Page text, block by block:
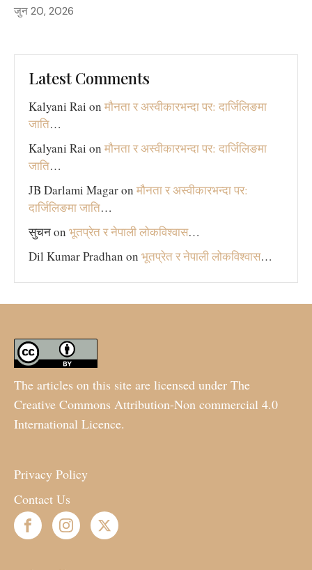
जुन 20, 2026
Latest Comments
Kalyani Rai on मौनता र अस्वीकारभन्दा पर: दार्जिलिङमा
जाति…
Kalyani Rai on मौनता र अस्वीकारभन्दा पर: दार्जिलिङमा
जाति…
JB Darlami Magaron मौनता र अस्वीकारभन्दा पर:
दार्जिलिङमा जाति…
सुचनon भूतप्रेत र नेपाली लोकविश्‍वास…
Dil Kumar Pradhan on भूतप्रेत र नेपाली लोकविश्‍वास…
The articles on this site are licensed under The
Creative Commons Attribution-Non commercial 4.0
International Licence.
Privacy Policy
Contact Us